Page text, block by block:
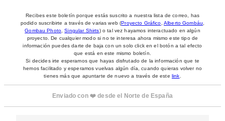
Recibes este boletín porque estás suscrito a nuestra lista de correo, has
podido suscribirte a través de varias web (Proyecto Gráfico Alberto Gombáu
Gombau Photo ,Singular Shirts) o tal vez hayamos interactuado en algún
proyecto. De cualquier modo si no te interesa ahora mismo este tipo de
información puedes darte de baja con un solo click en el botón a tal efecto
que está en este mismo boletín.
Si decides irte esperamos que hayas disfrutado de la información que te
hemos facilitado y esperamos vuelvas algún día, cuando quieras volver no
tienes más que apuntarte de nuevo a través de este link
Enviado con ❤️ desde el Norte de España